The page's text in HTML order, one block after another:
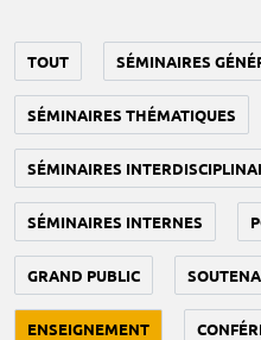
TOUT SÉMINAIRES
SÉMINAIRES THÉMATIQUES
SÉMINAIRES
SÉMINAIRES INTERNES
GRAND PUBLIC
ENSEIGNEMENT